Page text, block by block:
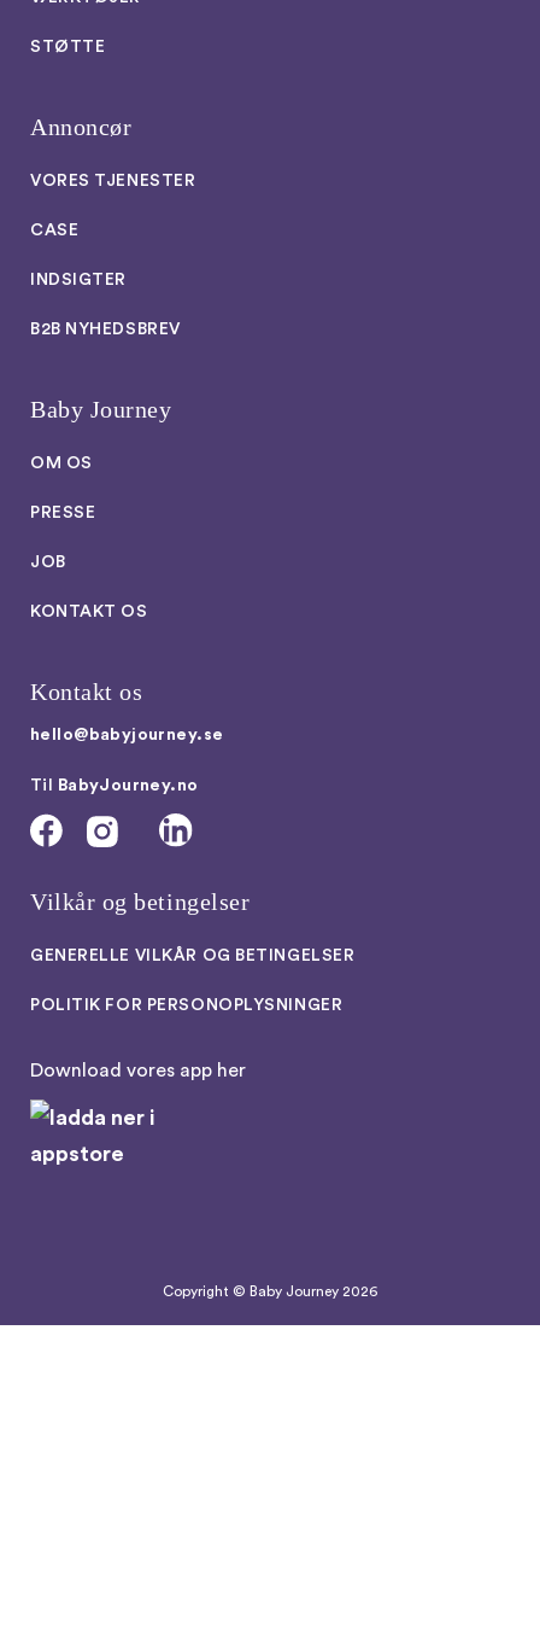
STØTTE
Annoncør
VORES TJENESTER
CASE
INDSIGTER
B2B NYHEDSBREV
Baby Journey
OM OS
PRESSE
JOB
KONTAKT OS
Kontakt os
hello@babyjourney.se
Til BabyJourney.no
Vilkår og betingelser
GENERELLE VILKÅR OG BETINGELSER
POLITIK FOR PERSONOPLYSNINGER
Download vores app her
Copyright © Baby Journey 2026